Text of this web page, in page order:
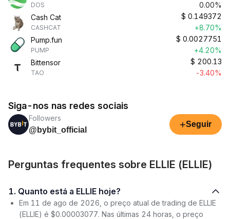
DOS
0.00%
Cash Cat
CASHCAT
$ 0.149372
+8.70%
Pump.fun
PUMP
$ 0.0027751
+4.20%
Bittensor
TAO
$ 200.13
-3.40%
Siga-nos nas redes sociais
Followers
@bybit_official
+Seguir
Perguntas frequentes sobre ELLIE (ELLIE)
1. Quanto está a ELLIE hoje?
Em 11 de ago de 2026, o preço atual de trading de ELLIE
(ELLIE) é $0.00003077. Nas últimas 24 horas, o preço